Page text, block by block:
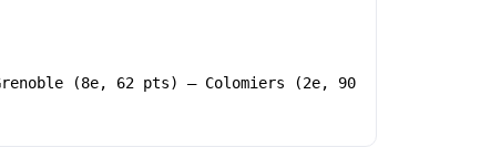
(8e, 62 pts) – Colomiers (2e, 90